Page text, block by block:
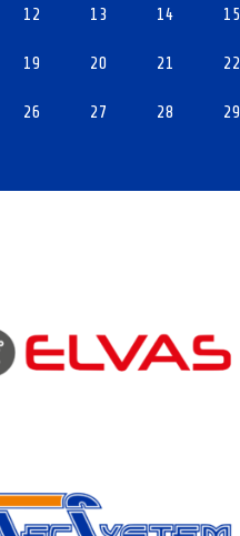
12 13 14 15
19 20 21 22
26 27 28 29